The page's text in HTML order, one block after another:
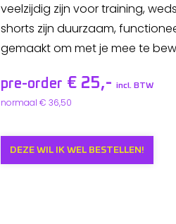
veelzijdig zijn voor training,
shorts zijn duurzaam,
gemaakt om met je mee te
pre-order € 25,- incl. BTW
normaal € 36,50
DEZE WIL IK WEL BESTELLEN!